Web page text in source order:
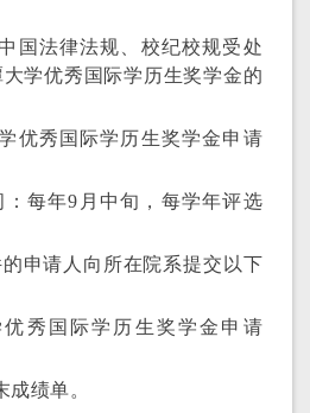
国法律法规、校纪校规受处
学优秀国际学历生奖学金的
优秀国际学历生奖学金申请
：每年9月中旬，每学年评选
的申请人向所在院系提交以下
秀国际学历生奖学金申请
成绩单。